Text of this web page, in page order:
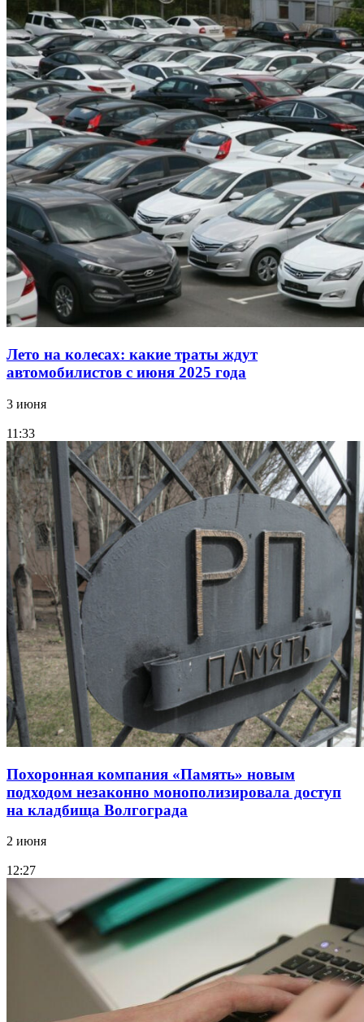
Лето на колесах: какие траты ждут
автомобилистов с июня 2025 года
3 июня
11:33
Похоронная компания «Память» новым
подходом незаконно монополизировала доступ
на кладбища Волгограда
2 июня
12:27